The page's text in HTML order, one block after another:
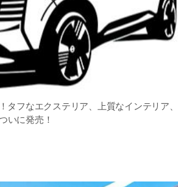
タフなエクステリア、上質なインテリア
いに発売！